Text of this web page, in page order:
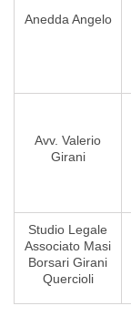
Anedda Angelo
Avv. Valerio
Girani
Studio Legale
Associato Masi
Borsari Girani
Quercioli